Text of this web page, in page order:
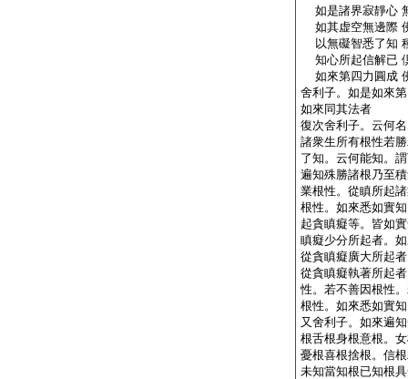
如是諸界寂靜心
如其虚空無邊際
以無礙智悉了知
知心所起信解已
如來第四力圓成
舍利子。如是如來
如來同其法者
復次舍利子。云何
諸衆生所有根性若
了知。云何能知。
遍知殊勝諸根乃至
業根性。從瞋所起
根性。如來悉如實
起貪瞋癡等。皆如
瞋癡少分所起者。
從貪瞋癡廣大所起
從貪瞋癡執著所起
性。若不善因根性
根性。如來悉如實知
又舍利子。如來遍
根舌根身根意根。
憂根喜根捨根。信
未知當知根已知根